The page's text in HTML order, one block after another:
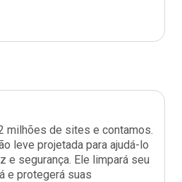
milhões de sites e contamos.
leve projetada para ajudá-lo
e segurança. Ele limpará seu
e protegerá suas